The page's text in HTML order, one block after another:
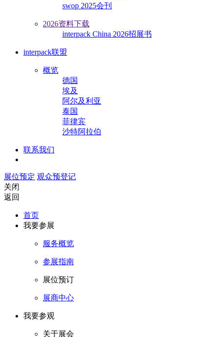
swop 2025会刊
2026资料下载
interpack China 2026招展书
interpack联盟
概览
德国
埃及
阿尔及利亚
泰国
菲律宾
沙特阿拉伯
联系我们
展位预定 观众预登记
关闭
返回
首页
我要参展
服务概览
参展指南
展位预订
展商中心
我要参观
关于展会